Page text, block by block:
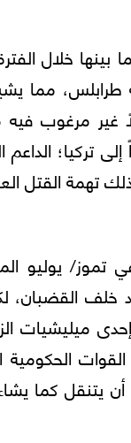
خلال
مما
مرغوب فيه
تركيا؛
تهمة القتل
تموز/
فإن الأخير
القوات
يتنقل كما